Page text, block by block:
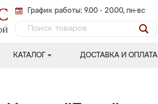
График работы: 9.00 - 20.00, пн-вс
КАТАЛОГ ДОСТАВКА И ОПЛАТА